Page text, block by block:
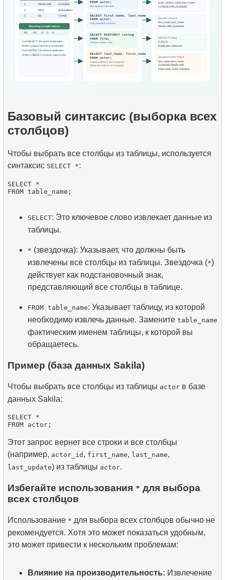
Базовый синтаксис (выборка всех
столбцов)
Чтобы выбрать все столбцы из таблицы, используется
синтаксис SELECT *:
SELECT *
SELECT: Это ключевое слово извлекает данные из
таблицы.
* (звездочка): Указывает, что должны быть
извлечены все столбцы из таблицы. Звездочка (*)
действует как подстановочный знак,
представляющий все столбцы в таблице.
FROM table_name: Указывает таблицу, из которой
необходимо извлечь данные. Замените table_name
фактическим именем таблицы, к которой вы
обращаетесь.
Пример (база данных Sakila)
Чтобы выбрать все столбцы из таблицы actor в базе
данных Sakila:
SELECT *
Этот запрос вернет все строки и все столбцы
(например, actor_id , first_name, last_name,
last_update) из таблицы actor.
Избегайте использования * для выбора
всех столбцов
Использование * для выбора всех столбцов обычно не
рекомендуется. Хотя это может показаться удобным,
это может привести к нескольким проблемам:
Влияние на производительность: Извлечение